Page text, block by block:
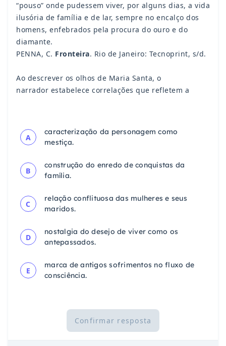
“pouso” onde pudessem viver, por alguns dias, a vida
ilusória de família e de lar, sempre no encalço dos
homens, enfebrados pela procura do ouro e do
diamante.
PENNA, C. Fronteira. Rio de Janeiro: Tecnoprint, s/d.
Ao descrever os olhos de Maria Santa, o
narrador estabelece correlações que refletem a
A
caracterização da personagem como
mestiça.
B
construção do enredo de conquistas da
família.
C
relação conflituosa das mulheres e seus
maridos.
D
nostalgia do desejo de viver como os
antepassados.
E
marca de antigos sofrimentos no fluxo de
consciência.
Confirmar resposta